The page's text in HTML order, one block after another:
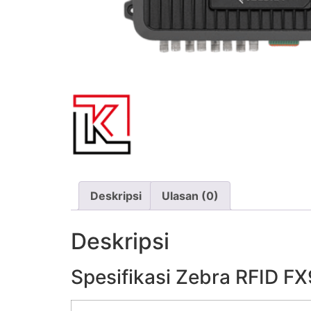
Deskripsi Ulasan (0)
Deskripsi
Spesifikasi Zebra RFID